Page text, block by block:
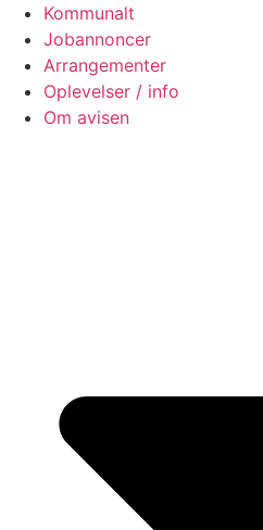
Kommunalt
Jobannoncer
Arrangementer
Oplevelser / info
Om avisen